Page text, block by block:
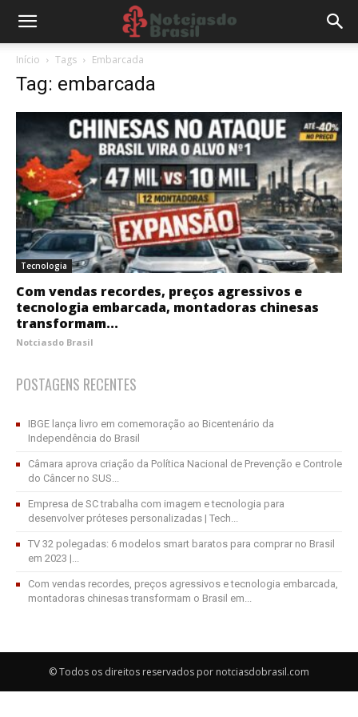
Início Tags Embarcada
Tag: embarcada
Tecnologia
Com vendas recordes, preços agressivos e
tecnologia embarcada, montadoras chinesas
transformam...
Notciasdo Brasil
POSTAGENS RECENTES
IBGE lança livro em comemoração ao Bicentenário da
Independência do Brasil
Câmara aprova criação da Política Nacional de Prevenção e Controle
do Câncer no SUS...
Empresa de SC trabalha com imagem e tecnologia para
desenvolver próteses personalizadas | Tech...
TV 32 polegadas: 6 modelos smart baratos para comprar no Brasil
em 2023 |...
Com vendas recordes, preços agressivos e tecnologia embarcada,
montadoras chinesas transformam o Brasil em...
© Todos os direitos reservados por notciasdobrasil.com